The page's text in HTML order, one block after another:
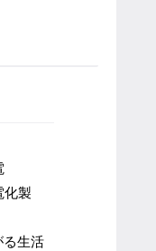
化製
る生活